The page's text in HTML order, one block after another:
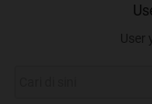
User